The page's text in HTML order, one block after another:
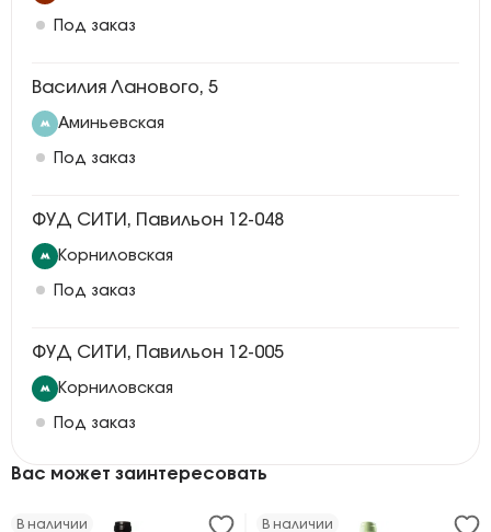
Под заказ
Василия Ланового, 5
Аминьевская
Под заказ
ФУД СИТИ, Павильон 12-048
Корниловская
Под заказ
ФУД СИТИ, Павильон 12-005
Корниловская
Под заказ
Вас может заинтересовать
В наличии В наличии